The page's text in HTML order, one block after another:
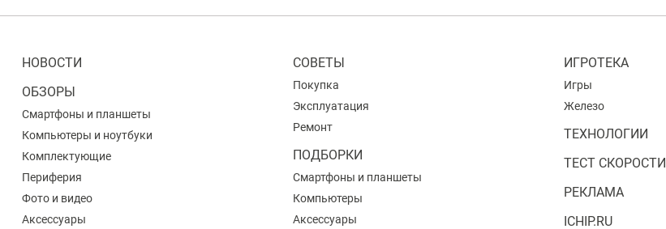
НОВОСТИ
ОБЗОРЫ
Смартфоны и планшеты
Компьютеры и ноутбуки
Комплектующие
Периферия
Фото и видео
Аксессуары
СОВЕТЫ
Покупка
Эксплуатация
Ремонт
ПОДБОРКИ
Смартфоны и планшеты
Компьютеры
Аксессуары
ИГРОТЕКА
Игры
Железо
ТЕХНОЛОГИИ
ТЕСТ СКОРОСТИ
РЕКЛАМА
ICHIP.RU